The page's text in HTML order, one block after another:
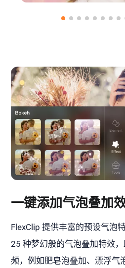
上传媒体以使
一键添加气泡叠加
FlexClip 提供丰富的预设气泡
25 种梦幻般的气泡叠加特效
频，例如肥皂泡叠加、漂浮气